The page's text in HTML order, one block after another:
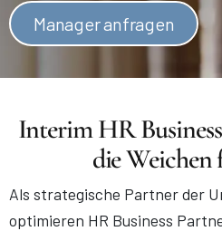
Manager anfragen
Interim HR
die
Als strategische Partner der
optimieren HR Business